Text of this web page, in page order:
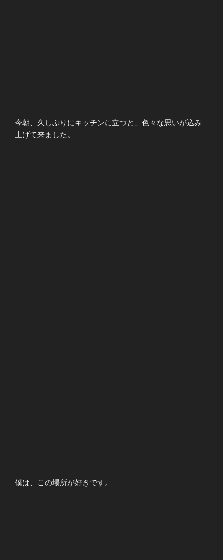
今朝、久しぶりにキッチンに立つと、色々な思いが込み
上げて来ました。
僕は、この場所が好きです。